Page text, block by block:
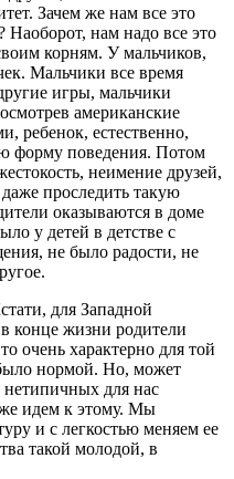
Зачем же нам все это
Наоборот, нам надо все это
корням. У мальчиков,
Мальчики все время
игры, мальчики
американские
ребенок, естественно,
форму поведения. Потом
неимение друзей,
проследить такую
оказываются в доме
у детей в детстве с
не было радости, не
для Западной
конце жизни родители
очень характерно для той
нормой. Но, может
нетипичных для нас
идем к этому. Мы
и с легкостью меняем ее
такой молодой, в